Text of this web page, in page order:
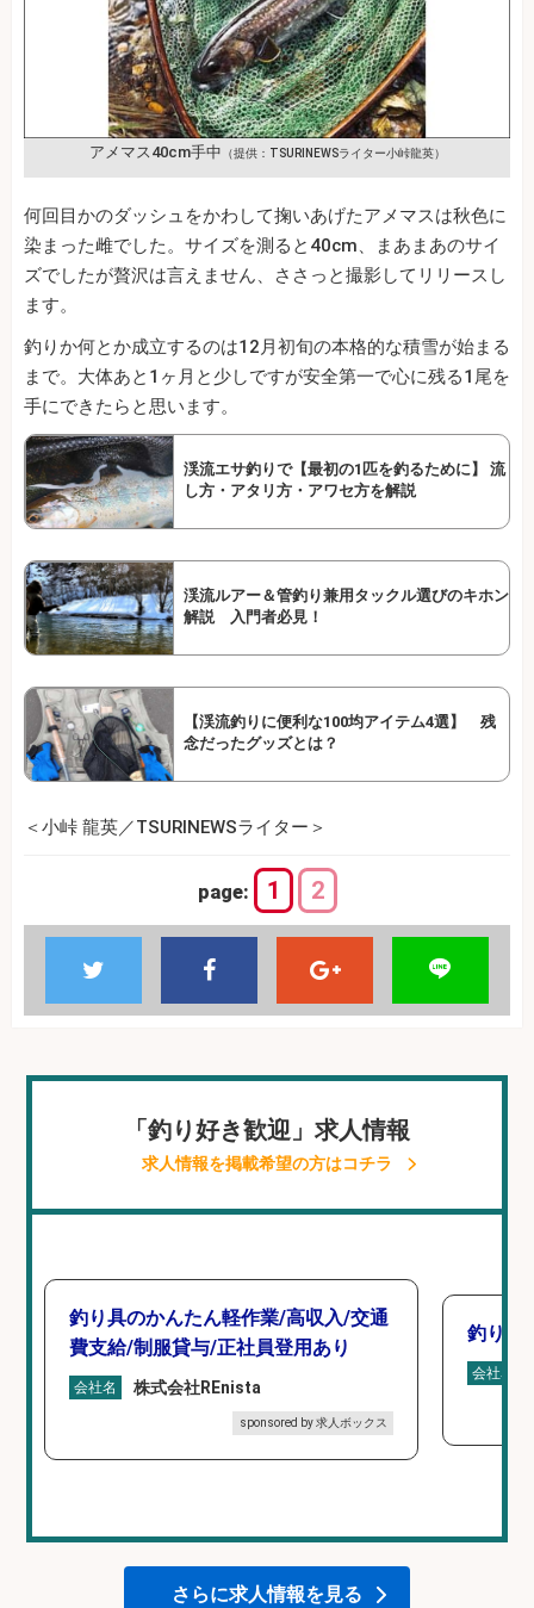
アメマス40cm手中 （提供：TSURINEWSライター小峠龍英）
何回目かのダッシュをかわして掬いあげたアメマスは秋色に
染まった雌でした。サイズを測ると40cm、まあまあのサイ
ズでしたが贅沢は言えません、ささっと撮影してリリースし
ます。
釣りか何とか成立するのは12月初旬の本格的な積雪が始まる
まで。大体あと1ヶ月と少しですが安全第一で心に残る1尾を
手にできたらと思います。
渓流エサ釣りで【最初の1匹を釣るために】 流
し方・アタリ方・アワセ方を解説
渓流ルアー＆管釣り兼用タックル選びのキホン
解説 入門者必見！
【渓流釣りに便利な100均アイテム4選】 残
念だったグッズとは？
＜小峠 龍英／TSURINEWSライター＞
page: 1 2
「釣り好き歓迎」求人情報
求人情報を掲載希望の方はコチラ
釣り具のかんたん軽作業/高収入/交通
費支給/制服貸与/正社員登用あり
会社名 株式会社REnista
sponsored by 求人ボックス
釣り具
会社名
さらに求人情報を見る